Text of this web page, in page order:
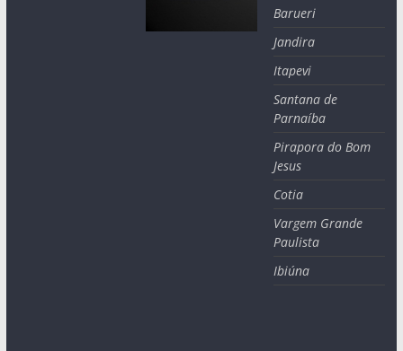
Barueri
Jandira
Itapevi
Santana de
Parnaíba
Pirapora do Bom
Jesus
Cotia
Vargem Grande
Paulista
Ibiúna